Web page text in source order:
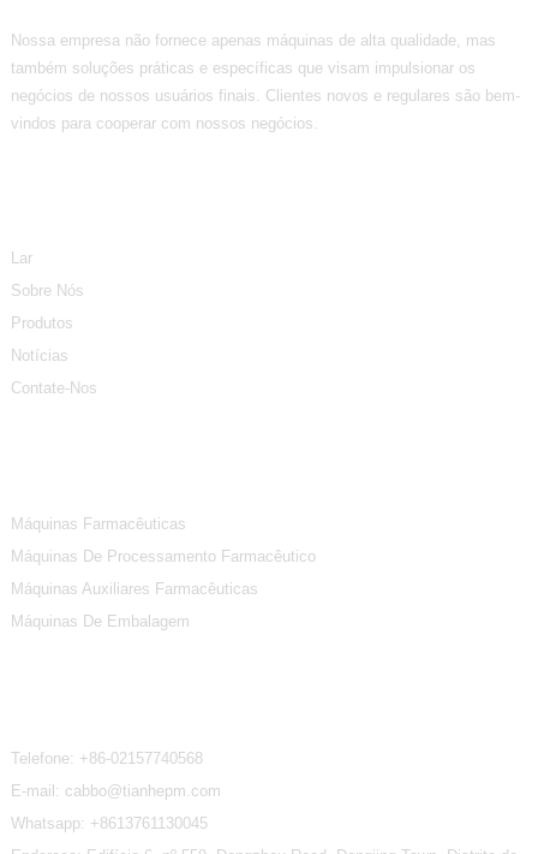
Nossa empresa não fornece apenas máquinas de alta qualidade, mas
também soluções práticas e específicas que visam impulsionar os
negócios de nossos usuários finais. Clientes novos e regulares são bem-
vindos para cooperar com nossos negócios.
Lar
Sobre Nós
Produtos
Notícias
Contate-Nos
Máquinas Farmacêuticas
Máquinas De Processamento Farmacêutico
Máquinas Auxiliares Farmacêuticas
Máquinas De Embalagem
Telefone: +86-02157740568
E-mail: cabbo@tianhepm.com
Whatsapp: +8613761130045